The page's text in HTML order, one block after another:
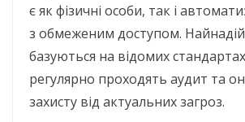
є як фізичні особи, так і
з обмеженим доступом.
базуються на відомих
регулярно проходять аудит та
захисту від актуальних загроз.